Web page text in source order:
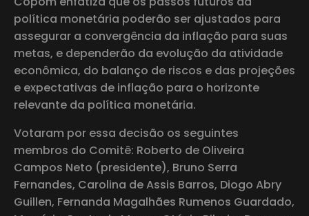
política monetária poderão ser ajustados para
assegurar a convergência da inflação para suas
metas, e dependerão da evolução da atividade
econômica, do balanço de riscos e das projeções
e expectativas de inflação para o horizonte
relevante da política monetária.
Votaram por essa decisão os seguintes
membros do Comitê: Roberto de Oliveira
Campos Neto (presidente), Bruno Serra
Fernandes, Carolina de Assis Barros, Diogo Abry
Guillen, Fernanda Magalhães Rumenos Guardado,